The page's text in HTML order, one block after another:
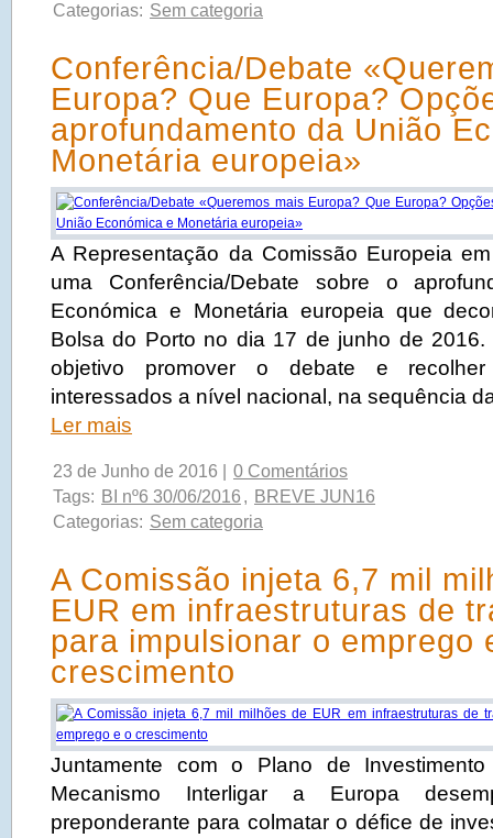
Categorias: Sem categoria
Conferência/Debate
Europa? Que Europa?
aprofundamento da União
Monetária europeia»
A Representação da Comissão Europeia
uma Conferência/Debate sobre o
Económica e Monetária europeia que
Bolsa do Porto no dia 17 de junho de 2016.
objetivo promover o debate e
interessados a nível nacional, na sequência
Ler mais
23 de Junho de 2016 |
0 Comentários
Tags: BI nº6 30/06/2016 , BREVE JUN16
Categorias: Sem categoria
A Comissão injeta 6,7 mil
EUR em infraestruturas de
para impulsionar o emprego
crescimento
Juntamente com o Plano de
Mecanismo Interligar a Europa
preponderante para colmatar o défice de